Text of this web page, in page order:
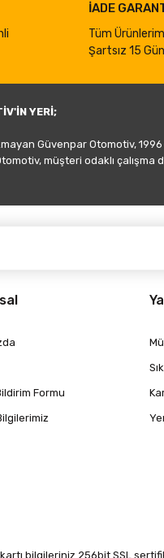
İADE
Tüm
Şartsız 15
YERİ;
Güvenpar Otomotiv,
müşteri odaklı
Formu
bilgileriniz 256bit SSL